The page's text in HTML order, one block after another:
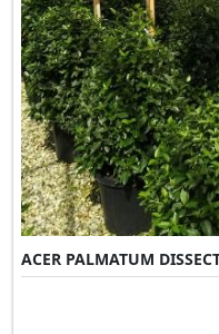
ACER PALMATUM